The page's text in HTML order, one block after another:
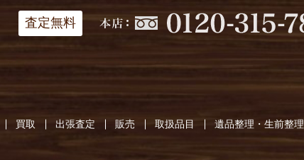
買取 出張査定 販売 取扱品目 遺品整理・生前整理
査定無料